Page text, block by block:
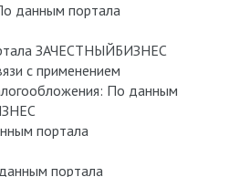
данным портала
ЗАЧЕСТНЫЙБИЗНЕС
с применением
По данным
портала
портала